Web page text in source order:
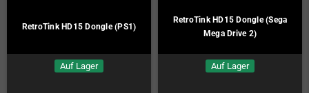
RetroTink HD15 Dongle (PS1)
Auf Lager
RetroTink HD15 Dongle (Sega
Mega Drive 2)
Auf Lager